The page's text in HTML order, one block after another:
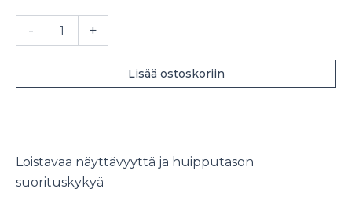
-
cm
+
Lisää ostoskoriin
Loistavaa näyttävyyttä ja huipputason
suorituskykyä